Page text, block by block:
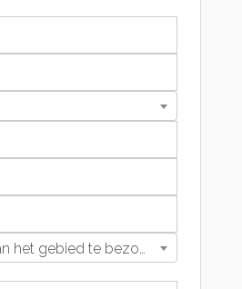
Bent u van plan het gebied te bezoeken?